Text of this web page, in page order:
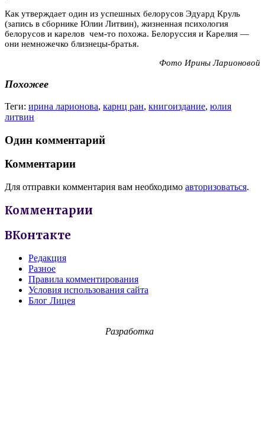
Как утверждает один из успешных белорусов Эдуард Круль
(запись в сборнике Юлии Литвин), жизненная психология
белорусов и карелов чем-то похожа. Белоруссия и Карелия —
они немножечко близнецы-братья.
Фото Ирины Ларионовой
Похожее
Теги: ирина ларионова, карнц ран, книгоиздание, юлия
литвин
Один комментарий
Комментарии
Для отправки комментария вам необходимо авторизоваться.
Комментарии
ВКонтакте
Редакция
Разное
Правила комментирования
Условия использования сайта
Блог Лицея
Разработка